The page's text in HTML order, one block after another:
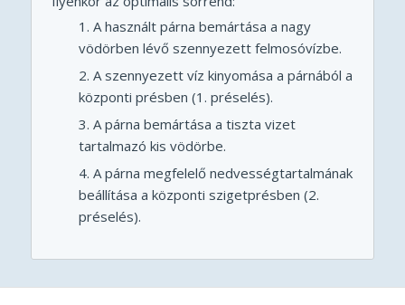
A használt párna bemártása a nagy
vödörben lévő szennyezett felmosóvízbe.
A szennyezett víz kinyomása a párnából a
központi présben (1. préselés).
A párna bemártása a tiszta vizet
tartalmazó kis vödörbe.
A párna megfelelő nedvességtartalmának
beállítása a központi szigetprésben (2.
préselés).